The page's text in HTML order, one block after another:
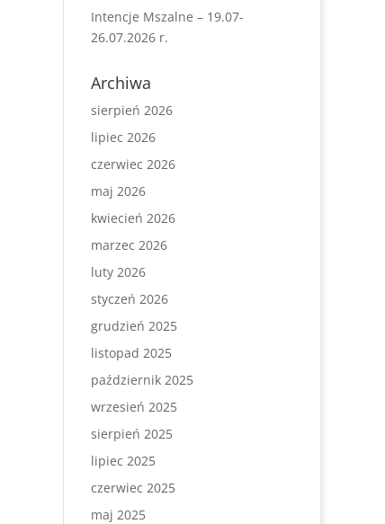
Intencje Mszalne – 19.07-
26.07.2026 r.
Archiwa
sierpień 2026
lipiec 2026
czerwiec 2026
maj 2026
kwiecień 2026
marzec 2026
luty 2026
styczeń 2026
grudzień 2025
listopad 2025
październik 2025
wrzesień 2025
sierpień 2025
lipiec 2025
czerwiec 2025
maj 2025